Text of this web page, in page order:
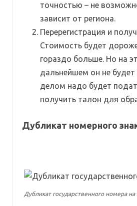
точностью – не
зависит от региона.
Перерегистрация и
Стоимость будет
гораздо больше. Но на
дальнейшем он не
делом надо будет
получить талон для
Дубликат номерного
Дубликат государственного номера